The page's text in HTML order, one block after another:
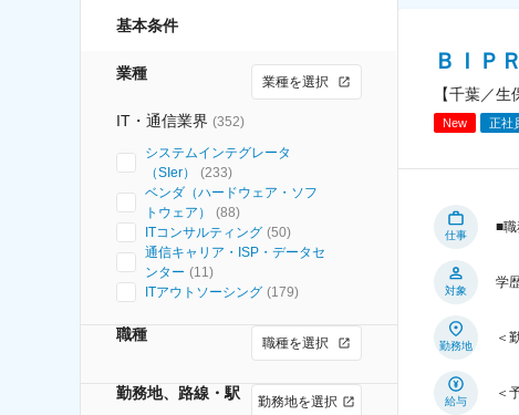
基本条件
業種 業種を選択
IT・通信業界 (352)
システムインテグレータ
（SIer）
(233)
ベンダ（ハードウェア・ソフ
トウェア）
(88)
ITコンサルティング (50)
通信キャリア・ISP・データセ
ンター (11)
ITアウトソーシング (179)
職種 職種を選択
勤務地、路線・駅 勤務地を選択
ＢＩＰ
【千葉／
New 正社
仕事
■職
対象
学
勤務地
＜
給与
＜